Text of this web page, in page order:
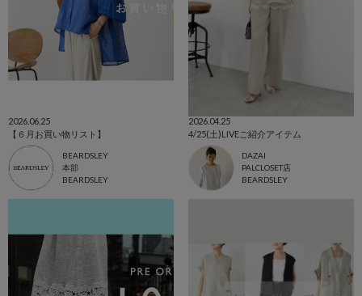
2026.06.25
【６月お買い物リスト】
BEARDSLEY
本部
BEARDSLEY
2026.04.25
4/25(土)LIVEご紹介アイテム
DAZAI
PALCLOSET店
BEARDSLEY